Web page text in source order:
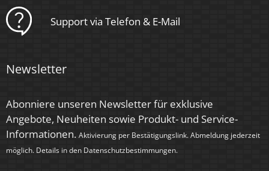
Schaltzyklen
> 15.000
< 1,00 Sek.
Zündzeit
< 0,5 Sek.
Farbe
Support via Telefon & E-Mail
Newsletter
Abonniere unseren Newsletter für exklusive
Angebote, Neuheiten sowie Produkt- und Service-
Informationen. Aktivierung per Bestätigungslink. Abmeldung jederzeit
möglich. Details in den Datenschutzbestimmungen.